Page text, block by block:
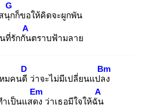
นุก
G
ก็ขอให้คิดจะผูกพัน
ที่รักกัน
A
ตราบฟ้ามลาย
มคนดี
D
ว่าจะไม่มีเปลี่ยนแปลง
Bm
ำเป็นแสดง
Em
ว่าเธอมีใจให้ฉัน
A